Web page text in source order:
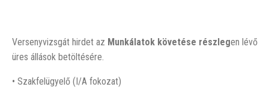
Versenyvizsgát hirdet az Munkálatok követése részlegen lévő
üres állások betöltésére.
• Szakfelügyelő (I/A fokozat)